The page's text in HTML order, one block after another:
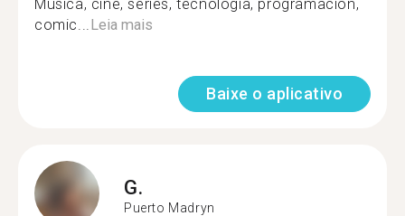
Musica, cine, series, tecnología, programación,
comic...Leia mais
Baixe o aplicativo
G.
Puerto Madryn